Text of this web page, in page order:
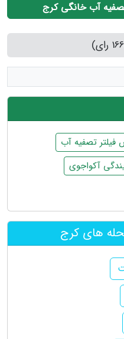
آب خانگی کرج
فیلتر تصفیه آب
آکواجوی
های کرج